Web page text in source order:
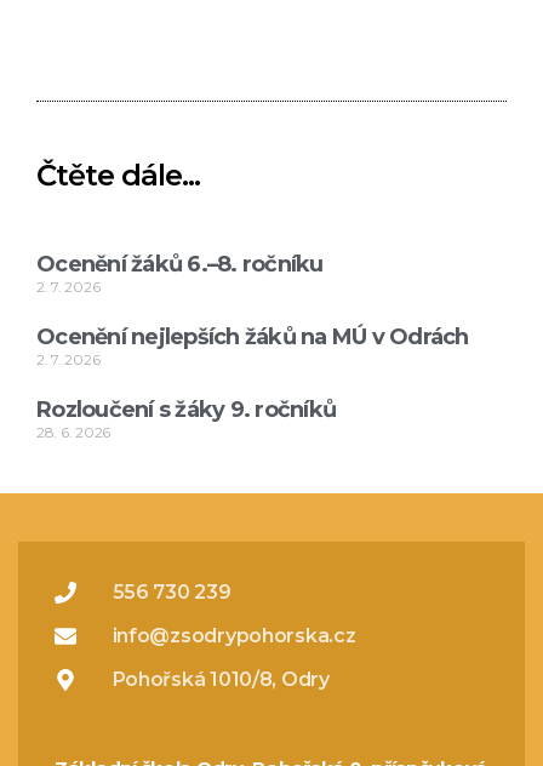
Čtěte dále...
Ocenění žáků 6.–8. ročníku
2. 7. 2026
Ocenění nejlepších žáků na MÚ v Odrách
2. 7. 2026
Rozloučení s žáky 9. ročníků
28. 6. 2026
556 730 239
info@zsodrypohorska.cz
Pohořská 1010/8, Odry